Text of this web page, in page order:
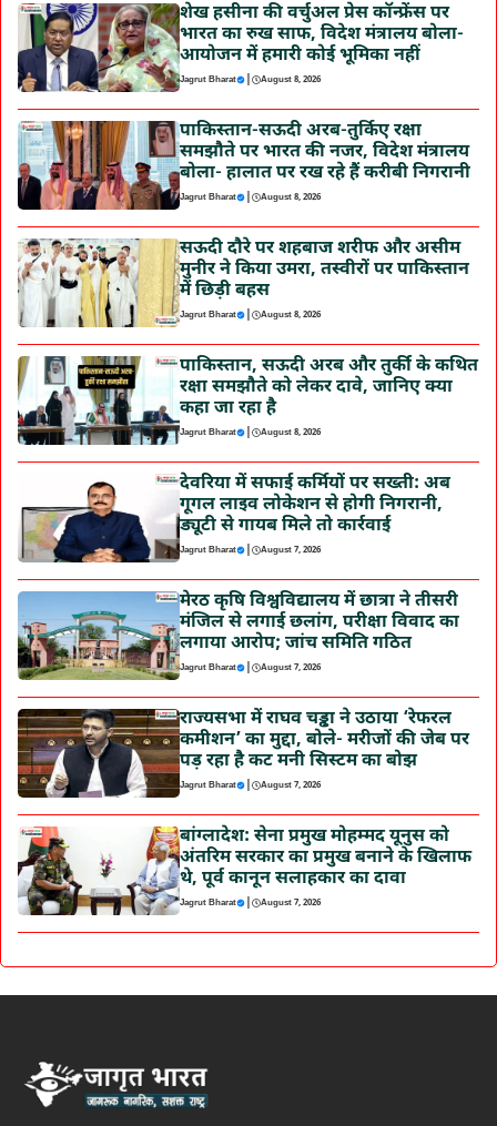
शेख हसीना की वर्चुअल प्रेस कॉन्फ्रेंस पर
भारत का रुख साफ, विदेश मंत्रालय बोला-
आयोजन में हमारी कोई भूमिका नहीं
Jagrut Bharat | August 8, 2026
पाकिस्तान-सऊदी अरब-तुर्किए रक्षा
समझौते पर भारत की नजर, विदेश मंत्रालय
बोला- हालात पर रख रहे हैं करीबी निगरानी
Jagrut Bharat | August 8, 2026
सऊदी दौरे पर शहबाज शरीफ और असीम
मुनीर ने किया उमरा, तस्वीरों पर पाकिस्तान
में छिड़ी बहस
Jagrut Bharat | August 8, 2026
पाकिस्तान, सऊदी अरब और तुर्की के कथित
रक्षा समझौते को लेकर दावे, जानिए क्या
कहा जा रहा है
Jagrut Bharat | August 8, 2026
देवरिया में सफाई कर्मियों पर सख्ती: अब
गूगल लाइव लोकेशन से होगी निगरानी,
ड्यूटी से गायब मिले तो कार्रवाई
Jagrut Bharat | August 7, 2026
मेरठ कृषि विश्वविद्यालय में छात्रा ने तीसरी
मंजिल से लगाई छलांग, परीक्षा विवाद का
लगाया आरोप; जांच समिति गठित
Jagrut Bharat | August 7, 2026
राज्यसभा में राघव चड्ढा ने उठाया ‘रेफरल
कमीशन’ का मुद्दा, बोले- मरीजों की जेब पर
पड़ रहा है कट मनी सिस्टम का बोझ
Jagrut Bharat | August 7, 2026
बांग्लादेश: सेना प्रमुख मोहम्मद यूनुस को
अंतरिम सरकार का प्रमुख बनाने के खिलाफ
थे, पूर्व कानून सलाहकार का दावा
Jagrut Bharat | August 7, 2026